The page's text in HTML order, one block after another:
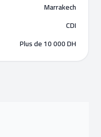
Marrakech
CDI
Plus de 10 000 DH